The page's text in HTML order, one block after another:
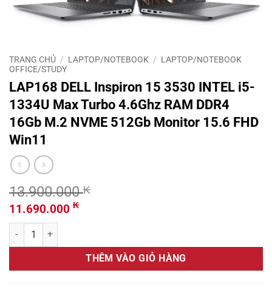
TRANG CHỦ / LAPTOP/NOTEBOOK / LAPTOP/NOTEBOOK
OFFICE/STUDY
LAP168 DELL Inspiron 15 3530 INTEL i5-
1334U Max Turbo 4.6Ghz RAM DDR4
16Gb M.2 NVME 512Gb Monitor 15.6 FHD
Win11
13.900.000₭
Giá
gốc
là:
13.900.000 ₭.
11.690.000 ₭Giá
là:
11.690.000 ₭.
LAP168 DELL Inspiron 15 3530 INTEL i5-1334U Max Turbo 4.6Ghz
THÊM VÀO GIỎ HÀNG